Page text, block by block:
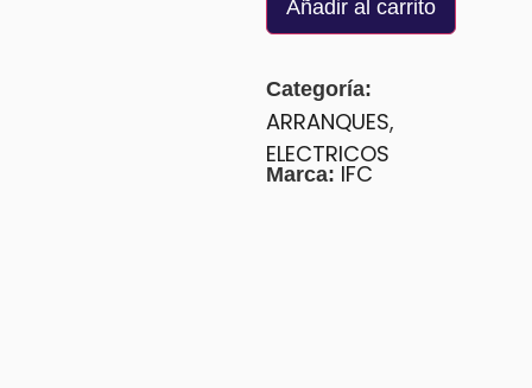
Añadir al carrito
Categoría:
ARRANQUES,
ELECTRICOS
Marca: IFC